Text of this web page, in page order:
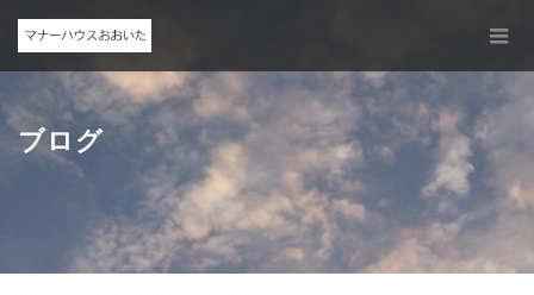
ブログ